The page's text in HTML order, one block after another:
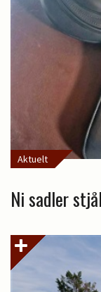
Aktuelt
Ni sadler